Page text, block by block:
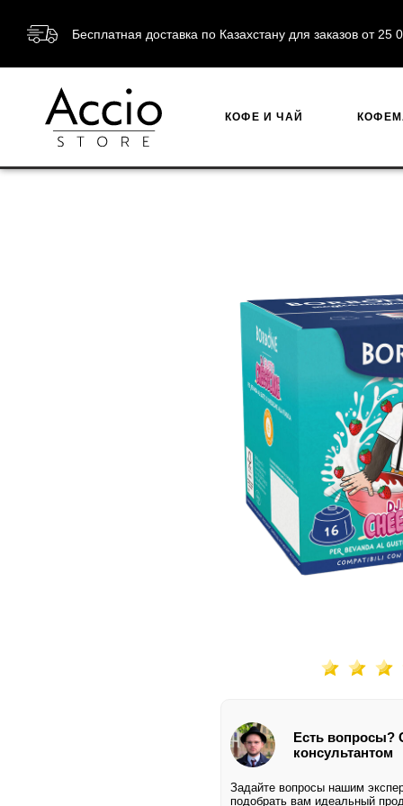
Бесплатная доставка по Казахстану для заказов от
КОФЕ И ЧАЙ
Есть вопросы?
консультантом
Задайте вопросы нашим